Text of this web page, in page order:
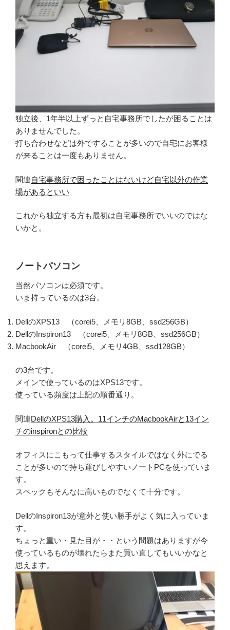
独立後、1年半以上ずっと自宅事務所でしたが困ることは
ありませんでした。
打ち合わせなどは外ですることが多いので自宅にお客様
が来ることは一度もありません。
関連自宅事務所で困ったことはないけど自宅以外の作業
場があるといい
これから独立する方も最初は自宅事務所でいいのではな
いかと。
ノートパソコン
当然パソコンは必須です。
いま持っているのは3台。
DellのXPS13 （corei5、メモリ8GB、ssd256GB）
DellのInspiron13 （corei5、メモリ8GB、ssd256GB）
MacbookAir （corei5、メモリ4GB、ssd128GB）
の3台です。
メインで使っているのはXPS13です。
使っている頻度は上記の順番通り。
関連DellのXPS13購入。11インチのMacbookAirと13イン
チのinspironとの比較
オフィスにこもって仕事するスタイルではなく外にでる
ことが多いので持ち運びしやすいノートPCを使っていま
す。
スペックもそんなに高いものでなくて十分です。
DellのInspiron13が意外と使い勝手がよく気に入っていま
す。
ちょっと重い・見た目が・・という問題はありますが今
使っているものが壊れたらまた買い直してもいいかなと
思えます。